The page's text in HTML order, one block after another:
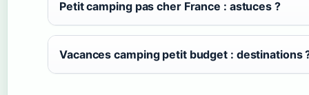
Petit camping pas cher France : astuces ?
Vacances camping petit budget : destinations